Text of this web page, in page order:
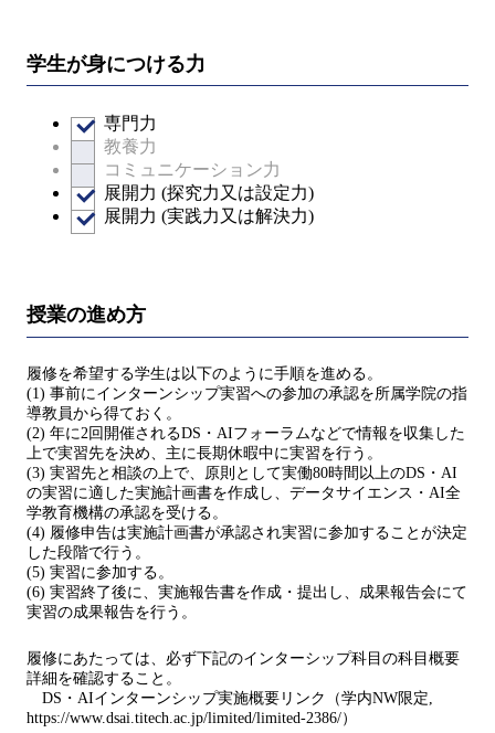
学生が身につける力
専門力
教養力
コミュニケーション力
展開力 (探究力又は設定力)
展開力 (実践力又は解決力)
授業の進め方
履修を希望する学生は以下のように手順を進める。
(1) 事前にインターンシップ実習への参加の承認を所属学院の指
導教員から得ておく。
(2) 年に2回開催されるDS・AIフォーラムなどで情報を収集した
上で実習先を決め、主に長期休暇中に実習を行う。
(3) 実習先と相談の上で、原則として実働80時間以上のDS・AI
の実習に適した実施計画書を作成し、データサイエンス・AI全
学教育機構の承認を受ける。
(4) 履修申告は実施計画書が承認され実習に参加することが決定
した段階で行う。
(5) 実習に参加する。
(6) 実習終了後に、実施報告書を作成・提出し、成果報告会にて
実習の成果報告を行う。
履修にあたっては、必ず下記のインターシップ科目の科目概要
詳細を確認すること。
DS・AIインターンシップ実施概要リンク（学内NW限定,
https://www.dsai.titech.ac.jp/limited/limited-2386/）